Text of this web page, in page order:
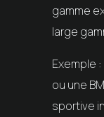
gamme
large
Exemple
ou une
sportive